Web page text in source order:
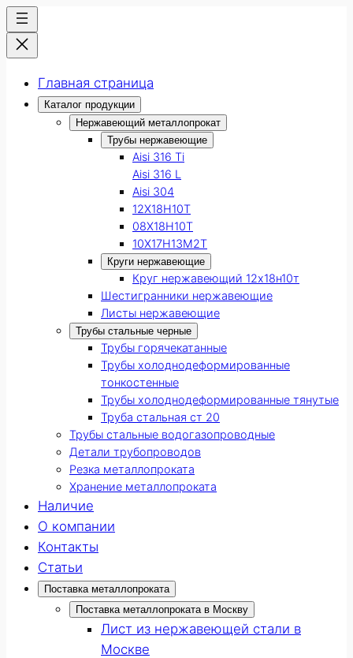
Главная страница
Каталог продукции
Нержавеющий металлопрокат
Трубы нержавеющие
Aisi 316 Ti
Aisi 316 L
Aisi 304
12Х18Н10Т
08Х18Н10Т
10Х17Н13М2Т
Круги нержавеющие
Круг нержавеющий 12х18н10т
Шестигранники нержавеющие
Листы нержавеющие
Трубы стальные черные
Трубы горячекатанные
Трубы холоднодеформированные
тонкостенные
Трубы холоднодеформированные тянутые
Труба стальная ст 20
Трубы стальные водогазопроводные
Детали трубопроводов
Резка металлопроката
Хранение металлопроката
Наличие
О компании
Контакты
Статьи
Поставка металлопроката
Поставка металлопроката в Москву
Лист из нержавеющей стали в
Москве